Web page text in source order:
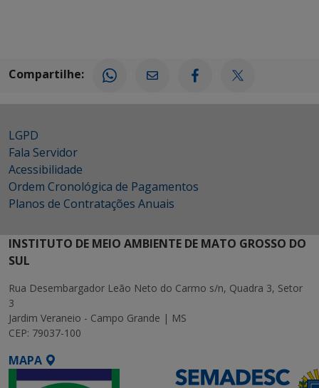
Compartilhe:
LGPD
Fala Servidor
Acessibilidade
Ordem Cronológica de Pagamentos
Planos de Contratações Anuais
INSTITUTO DE MEIO AMBIENTE DE MATO GROSSO DO
SUL
Rua Desembargador Leão Neto do Carmo s/n, Quadra 3, Setor
3
Jardim Veraneio - Campo Grande | MS
CEP: 79037-100
MAPA